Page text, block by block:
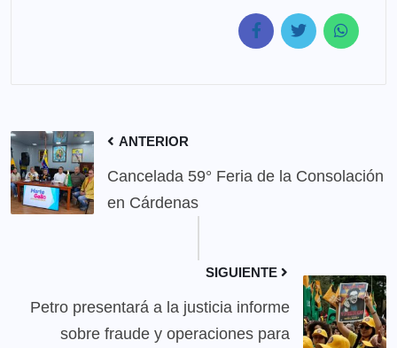
ANTERIOR
Cancelada 59° Feria de la Consolación
en Cárdenas
SIGUIENTE
Petro presentará a la justicia informe
sobre fraude y operaciones para